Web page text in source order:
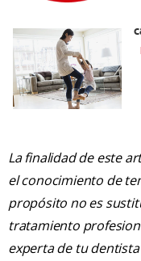
La finalidad de este
el conocimiento de
propósito no es
tratamiento
experta de tu